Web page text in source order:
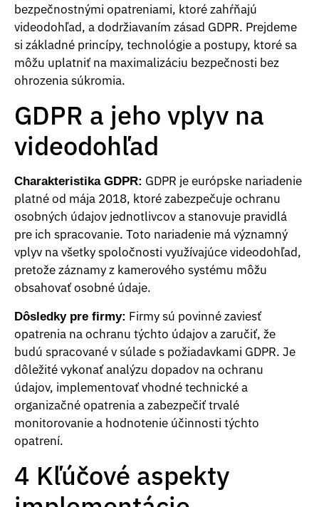
bezpečnostnými opatreniami, ktoré zahŕňajú
videodohľad, a dodržiavaním zásad GDPR. Prejdeme
si základné princípy, technológie a postupy, ktoré sa
môžu uplatniť na maximalizáciu bezpečnosti bez
ohrozenia súkromia.
GDPR a jeho vplyv na
videodohľad
Charakteristika GDPR: GDPR je európske nariadenie
platné od mája 2018, ktoré zabezpečuje ochranu
osobných údajov jednotlivcov a stanovuje pravidlá
pre ich spracovanie. Toto nariadenie má významný
vplyv na všetky spoločnosti využívajúce videodohľad,
pretože záznamy z kamerového systému môžu
obsahovať osobné údaje.
Dôsledky pre firmy: Firmy sú povinné zaviesť
opatrenia na ochranu týchto údajov a zaručiť, že
budú spracované v súlade s požiadavkami GDPR. Je
dôležité vykonať analýzu dopadov na ochranu
údajov, implementovať vhodné technické a
organizačné opatrenia a zabezpečiť trvalé
monitorovanie a hodnotenie účinnosti týchto
opatrení.
4 Kľúčové aspekty